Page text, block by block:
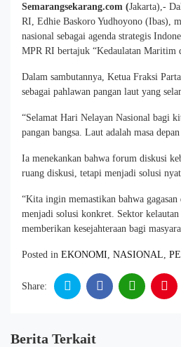
Semarangsekarang.com (Jakarta),-
RI, Edhie Baskoro Yudhoyono (Ibas),
nasional sebagai agenda strategis
MPR RI bertajuk “Kedaulatan Maritim
Dalam sambutannya, Ketua Fraksi
sebagai pahlawan pangan laut yang
“Selamat Hari Nelayan Nasional bagi
pangan bangsa. Laut adalah masa
Ia menekankan bahwa forum diskusi
ruang diskusi, tetapi menjadi solusi
“Kita ingin memastikan bahwa
menjadi solusi konkret. Sektor
memberikan kesejahteraan bagi
Posted in EKONOMI NASIONAL
Share:
Berita Terkait